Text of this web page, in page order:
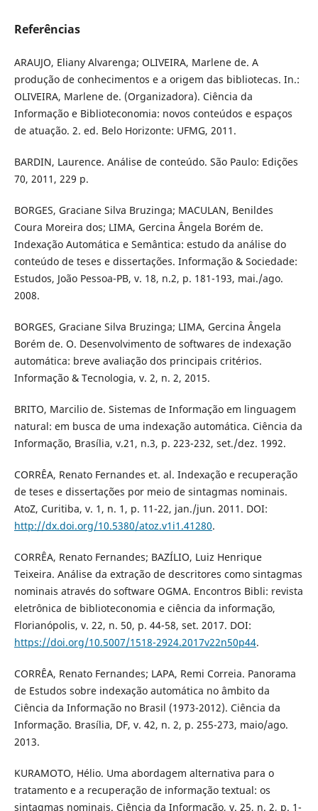
Referências
ARAUJO, Eliany Alvarenga; OLIVEIRA, Marlene de. A
produção de conhecimentos e a origem das bibliotecas. In.:
OLIVEIRA, Marlene de. (Organizadora). Ciência da
Informação e Biblioteconomia: novos conteúdos e espaços
de atuação. 2. ed. Belo Horizonte: UFMG, 2011.
BARDIN, Laurence. Análise de conteúdo. São Paulo: Edições
70, 2011, 229 p.
BORGES, Graciane Silva Bruzinga; MACULAN, Benildes
Coura Moreira dos; LIMA, Gercina Ângela Borém de.
Indexação Automática e Semântica: estudo da análise do
conteúdo de teses e dissertações. Informação & Sociedade:
Estudos, João Pessoa-PB, v. 18, n.2, p. 181-193, mai./ago.
2008.
BORGES, Graciane Silva Bruzinga; LIMA, Gercina Ângela
Borém de. O. Desenvolvimento de softwares de indexação
automática: breve avaliação dos principais critérios.
Informação & Tecnologia, v. 2, n. 2, 2015.
BRITO, Marcilio de. Sistemas de Informação em linguagem
natural: em busca de uma indexação automática. Ciência da
Informação, Brasília, v.21, n.3, p. 223-232, set./dez. 1992.
CORRÊA, Renato Fernandes et. al. Indexação e recuperação
de teses e dissertações por meio de sintagmas nominais.
AtoZ, Curitiba, v. 1, n. 1, p. 11-22, jan./jun. 2011. DOI:
http://dx.doi.org/10.5380/atoz.v1i1.41280.
CORRÊA, Renato Fernandes; BAZÍLIO, Luiz Henrique
Teixeira. Análise da extração de descritores como sintagmas
nominais através do software OGMA. Encontros Bibli: revista
eletrônica de biblioteconomia e ciência da informação,
Florianópolis, v. 22, n. 50, p. 44-58, set. 2017. DOI:
https://doi.org/10.5007/1518-2924.2017v22n50p44.
CORRÊA, Renato Fernandes; LAPA, Remi Correia. Panorama
de Estudos sobre indexação automática no âmbito da
Ciência da Informação no Brasil (1973-2012). Ciência da
Informação. Brasília, DF, v. 42, n. 2, p. 255-273, maio/ago.
2013.
KURAMOTO, Hélio. Uma abordagem alternativa para o
tratamento e a recuperação de informação textual: os
sintagmas nominais. Ciência da Informação, v. 25, n. 2, p. 1-